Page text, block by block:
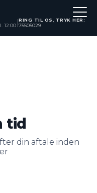
12:00
RING TIL OS, TRYK HER:
75505029
tid
din aftale inden